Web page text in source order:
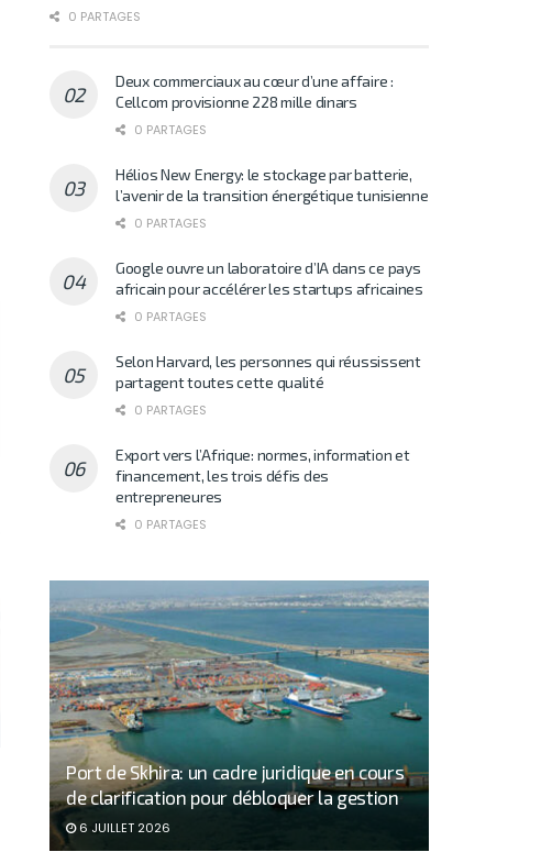
0 PARTAGES
Deux commerciaux au cœur d’une affaire :
Cellcom provisionne 228 mille dinars
0 PARTAGES
Hélios New Energy: le stockage par batterie,
l’avenir de la transition énergétique tunisienne
0 PARTAGES
Google ouvre un laboratoire d’IA dans ce pays
africain pour accélérer les startups africaines
0 PARTAGES
Selon Harvard, les personnes qui réussissent
partagent toutes cette qualité
0 PARTAGES
Export vers l’Afrique: normes, information et
financement, les trois défis des
entrepreneures
0 PARTAGES
Port de Skhira: un cadre juridique en cours
de clarification pour débloquer la gestion
6 JUILLET 2026